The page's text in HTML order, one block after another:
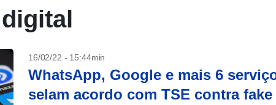
16/02/22 - 15:44min
WhatsApp, Google e mais 6
selam acordo com TSE contra fake